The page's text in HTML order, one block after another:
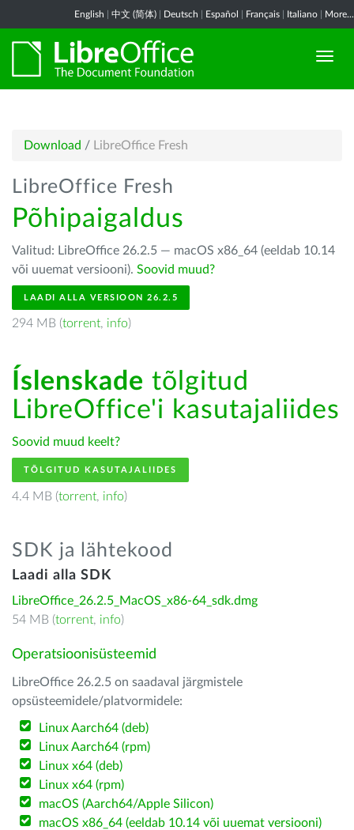
English 中文 (简体) Deutsch Español Français Italiano More...
Download / LibreOffice Fresh
LibreOffice Fresh
Põhipaigaldus
Valitud: LibreOffice 26.2.5 — macOS x86_64 (eeldab 10.14
või uuemat versiooni). Soovid muud?
LAADI ALLA VERSIOON 26.2.5
294 MB (torrent, info)
Íslenskade tõlgitud
LibreOffice'i kasutajaliides
Soovid muud keelt?
TÕLGITUD KASUTAJALIIDES
4.4 MB (torrent, info)
SDK ja lähtekood
Laadi alla SDK
LibreOffice_26.2.5_MacOS_x86-64_sdk.dmg
54 MB (torrent, info)
Operatsioonisüsteemid
LibreOffice 26.2.5 on saadaval järgmistele
opsüsteemidele/platvormidele:
Linux Aarch64 (deb)
Linux Aarch64 (rpm)
Linux x64 (deb)
Linux x64 (rpm)
macOS (Aarch64/Apple Silicon)
macOS x86_64 (eeldab 10.14 või uuemat versiooni)